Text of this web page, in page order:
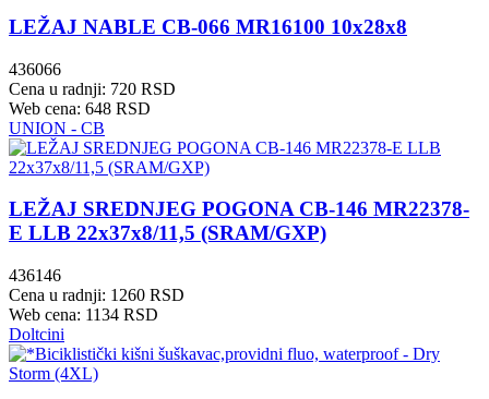
LEŽAJ NABLE CB-066 MR16100 10x28x8
436066
Cena u radnji: 720 RSD
Web cena: 648 RSD
UNION - CB
LEŽAJ SREDNJEG POGONA CB-146 MR22378-
E LLB 22x37x8/11,5 (SRAM/GXP)
436146
Cena u radnji: 1260 RSD
Web cena: 1134 RSD
Doltcini